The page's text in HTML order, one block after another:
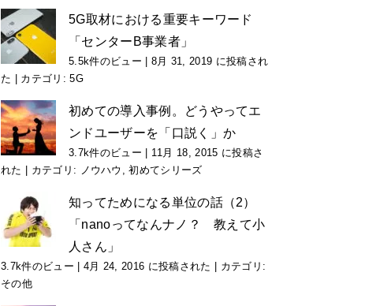
5G取材における重要キーワード
「センターB事業者」
5.5k件のビュー
8月 31, 2019 に投稿され
た
カテゴリ:5G
初めての導入事例。どうやってエ
ンドユーザーを「口説く」か
3.7k件のビュー
11月 18, 2015 に投稿さ
れた
カテゴリ: ノウハウ ,初めてシリーズ
知ってためになる単位の話（2）
「nanoってなんナノ？ 教えて小
人さん」
3.7k件のビュー 4月 24, 2016 に投稿された
カテゴリ:
その他